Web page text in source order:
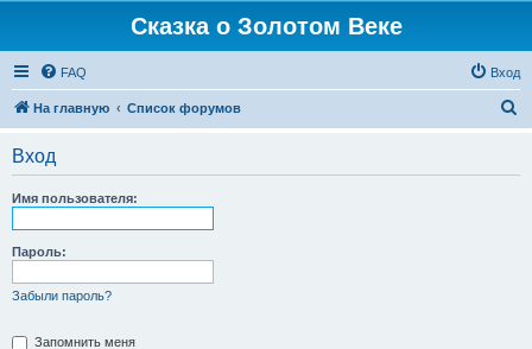
Сказка о Золотом Веке
FAQ Вход
На главную Список форумов
Вход
Имя пользователя:
Пароль:
Забыли пароль?
Запомнить меня